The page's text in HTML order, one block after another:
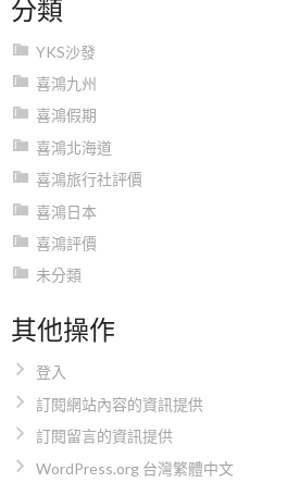
YKS沙發
喜鴻九州
喜鴻假期
喜鴻北海道
喜鴻旅行社評價
喜鴻日本
喜鴻評價
未分類
其他操作
登入
訂閱網站內容的資訊提供
訂閱留言的資訊提供
WordPress.org 台灣繁體中文